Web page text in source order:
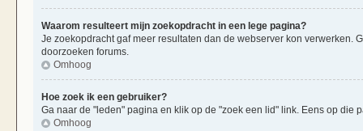
Waarom resulteert mijn zoekopdracht in een lege pagina?
Je zoekopdracht gaf meer resultaten dan de webserver kon verwerken.
doorzoeken forums.
Omhoog
Hoe zoek ik een gebruiker?
Ga naar de "leden" pagina en klik op de "zoek een lid" link. Eens op die
Omhoog